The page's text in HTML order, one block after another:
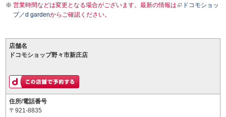
営業時間などは変更となる場合がございます。最新の情報は
ドコモショッ
プ／d gardenからご確認ください。
店舗名
ドコモショップ野々市新庄店
住所/電話番号
〒921-8835